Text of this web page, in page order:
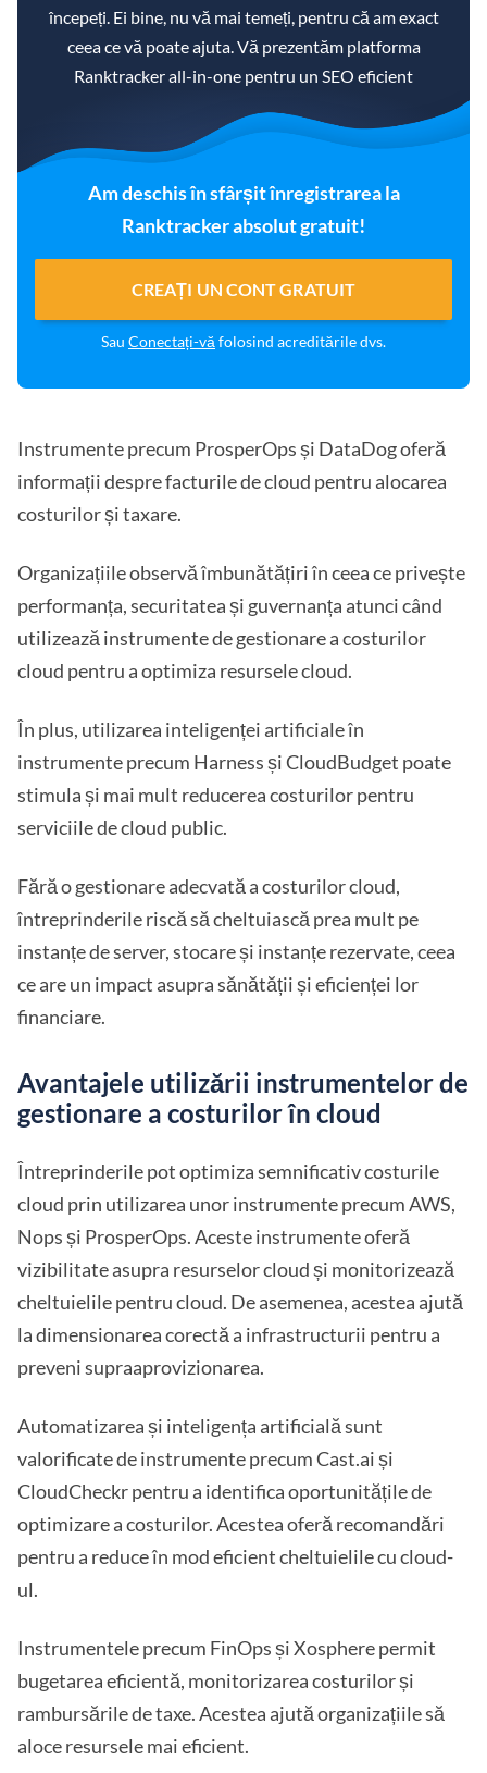
începeți. Ei bine, nu vă mai temeți, pentru că am exact
ceea ce vă poate ajuta. Vă prezentăm platforma
Ranktracker all-in-one pentru un SEO eficient
Am deschis în sfârșit înregistrarea la
Ranktracker absolut gratuit!
CREAȚI UN CONT GRATUIT
Sau Conectați-vă folosind acreditările dvs.
Instrumente precum ProsperOps și DataDog oferă
informații despre facturile de cloud pentru alocarea
costurilor și taxare.
Organizațiile observă îmbunătățiri în ceea ce privește
performanța, securitatea și guvernanța atunci când
utilizează instrumente de gestionare a costurilor
cloud pentru a optimiza resursele cloud.
În plus, utilizarea inteligenței artificiale în
instrumente precum Harness și CloudBudget poate
stimula și mai mult reducerea costurilor pentru
serviciile de cloud public.
Fără o gestionare adecvată a costurilor cloud,
întreprinderile riscă să cheltuiască prea mult pe
instanțe de server, stocare și instanțe rezervate, ceea
ce are un impact asupra sănătății și eficienței lor
financiare.
Avantajele utilizării instrumentelor de
gestionare a costurilor în cloud
Întreprinderile pot optimiza semnificativ costurile
cloud prin utilizarea unor instrumente precum AWS,
Nops și ProsperOps. Aceste instrumente oferă
vizibilitate asupra resurselor cloud și monitorizează
cheltuielile pentru cloud. De asemenea, acestea ajută
la dimensionarea corectă a infrastructurii pentru a
preveni supraaprovizionarea.
Automatizarea și inteligența artificială sunt
valorificate de instrumente precum Cast.ai și
CloudCheckr pentru a identifica oportunitățile de
optimizare a costurilor. Acestea oferă recomandări
pentru a reduce în mod eficient cheltuielile cu cloud-
ul.
Instrumentele precum FinOps și Xosphere permit
bugetarea eficientă, monitorizarea costurilor și
rambursările de taxe. Acestea ajută organizațiile să
aloce resursele mai eficient.